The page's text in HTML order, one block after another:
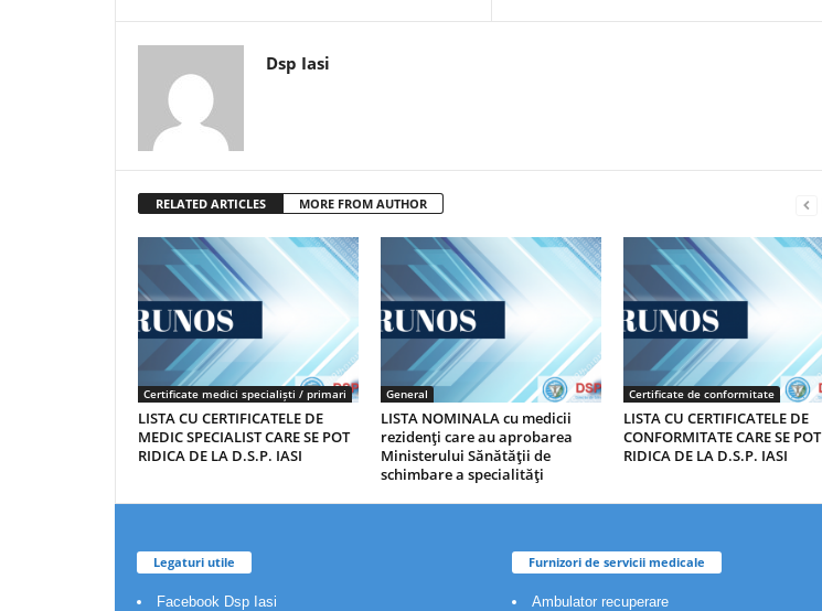
Dsp Iasi
RELATED ARTICLES MORE FROM AUTHOR
Certificate medici specialiști / primari
LISTA CU CERTIFICATELE DE
MEDIC SPECIALIST CARE SE POT
RIDICA DE LA D.S.P. IASI
General
LISTA NOMINALA cu medicii
rezidenţi care au aprobarea
Ministerului Sănătăţii de
schimbare a specialităţi
Certificate de conformitate
LISTA CU CERTIFICATELE DE
CONFORMITATE CARE SE POT
RIDICA DE LA D.S.P. IASI
Legaturi utile
Facebook Dsp Iasi
Furnizori de servicii medicale
Ambulator recuperare